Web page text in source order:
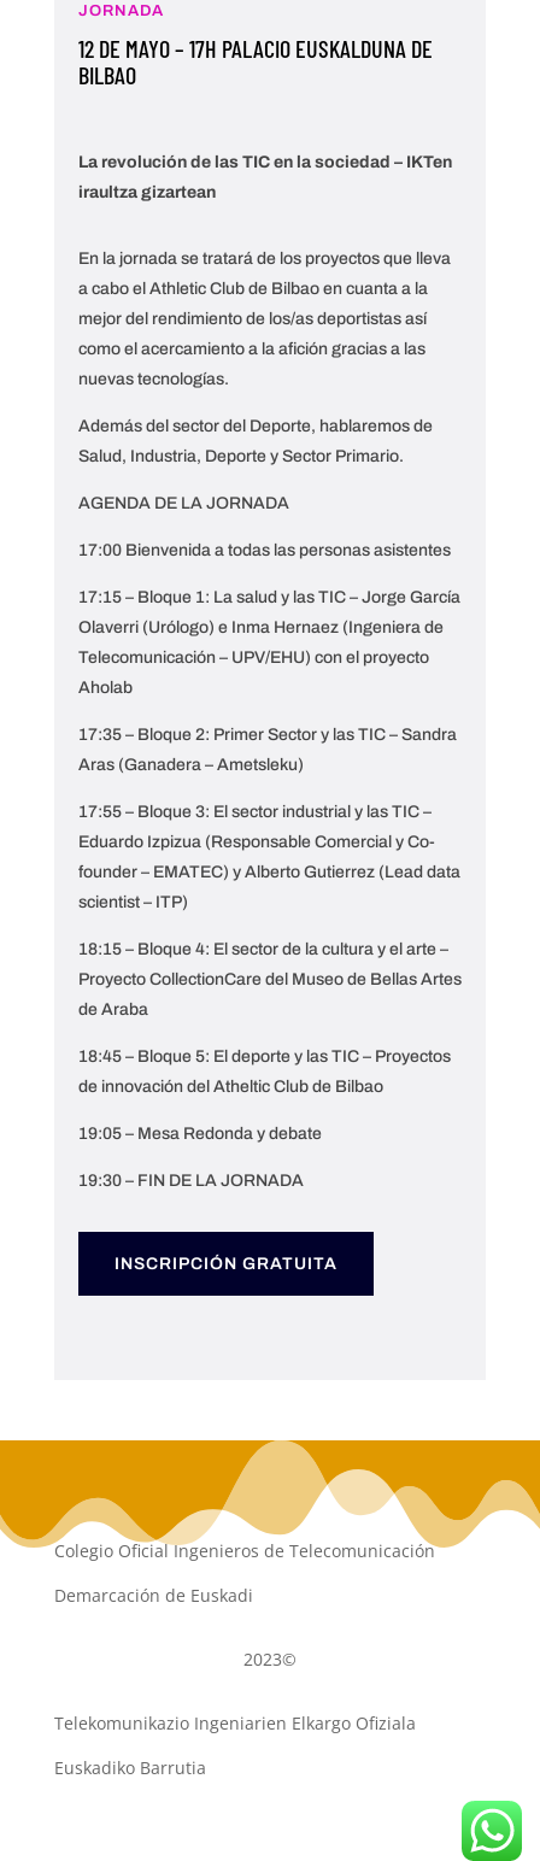
JORNADA
12 DE MAYO – 17H PALACIO EUSKALDUNA DE
BILBAO
La revolución de las TIC en la sociedad – IKTen
iraultza gizartean
En la jornada se tratará de los proyectos que lleva
a cabo el Athletic Club de Bilbao en cuanta a la
mejor del rendimiento de los/as deportistas así
como el acercamiento a la afición gracias a las
nuevas tecnologías.
Además del sector del Deporte, hablaremos de
Salud, Industria, Deporte y Sector Primario.
AGENDA DE LA JORNADA
17:00 Bienvenida a todas las personas asistentes
17:15 – Bloque 1: La salud y las TIC – Jorge García
Olaverri (Urólogo) e Inma Hernaez (Ingeniera de
Telecomunicación – UPV/EHU) con el proyecto
Aholab
17:35 – Bloque 2: Primer Sector y las TIC – Sandra
Aras (Ganadera – Ametsleku)
17:55 – Bloque 3: El sector industrial y las TIC –
Eduardo Izpizua (Responsable Comercial y Co-
founder – EMATEC) y Alberto Gutierrez (Lead data
scientist – ITP)
18:15 – Bloque 4: El sector de la cultura y el arte –
Proyecto CollectionCare del Museo de Bellas Artes
de Araba
18:45 – Bloque 5: El deporte y las TIC – Proyectos
de innovación del Atheltic Club de Bilbao
19:05 – Mesa Redonda y debate
19:30 – FIN DE LA JORNADA
INSCRIPCIÓN GRATUITA
Colegio Oficial Ingenieros de Telecomunicación
Demarcación de Euskadi
2023©
Telekomunikazio Ingeniarien Elkargo Ofiziala
Euskadiko Barrutia